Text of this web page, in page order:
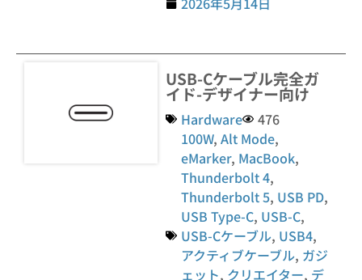
USB-Cケーブル完全ガ
イド-デザイナー向け
Hardware
476
100W,Alt Mode,
eMarker, MacBook,
Thunderbolt 4,
Thunderbolt 5, USB PD,
USB Type-C, USB-C,
USB-Cケーブル, USB4,
アクティブケーブル, ガジ
ェット, クリエイター, デ